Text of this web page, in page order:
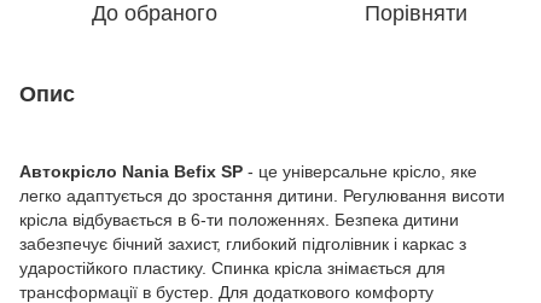
До обраного Порівняти
Опис
Автокрісло Nania Befix SP - це універсальне крісло, яке
легко адаптується до зростання дитини. Регулювання висоти
крісла відбувається в 6-ти положеннях. Безпека дитини
забезпечує бічний захист, глибокий підголівник і каркас з
ударостійкого пластику. Спинка крісла знімається для
трансформації в бустер. Для додаткового комфорту